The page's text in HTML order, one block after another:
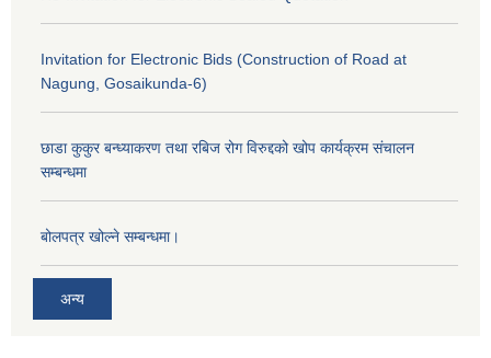
Invitation for Electronic Bids (Construction of Road at
Nagung, Gosaikunda-6)
छाडा कुकुर बन्ध्याकरण तथा रबिज रोग विरुद्दको खोप कार्यक्रम संचालन
सम्बन्धमा
बोलपत्र खोल्ने सम्बन्धमा।
अन्य